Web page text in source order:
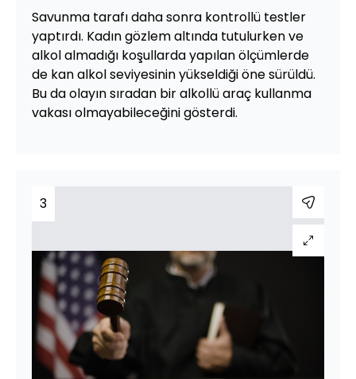
Savunma tarafı daha sonra kontrollü testler
yaptırdı. Kadın gözlem altında tutulurken ve
alkol almadığı koşullarda yapılan ölçümlerde
de kan alkol seviyesinin yükseldiği öne sürüldü.
Bu da olayın sıradan bir alkollü araç kullanma
vakası olmayabileceğini gösterdi.
3